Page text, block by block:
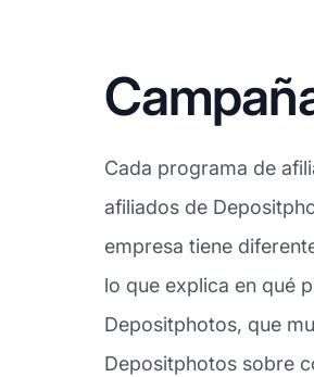
Cada programa de
afiliados de
empresa tiene
lo que explica en qué
Depositphotos, que
Depositphotos sobre